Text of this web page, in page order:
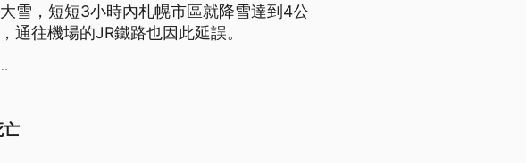
雪，短短3小時內札幌市區就降雪達到4公
通往機場的JR鐵路也因此延誤。
亡